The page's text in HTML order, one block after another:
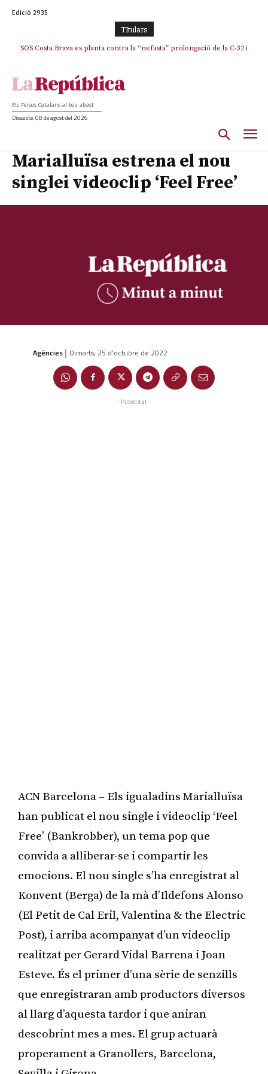
Edició 2935
TItulars
SOS Costa Brava es planta contra la “nefasta” prolongació de la C-32 i
Els Països Catalans al teu abast
Dissabte, 08 de agost del 2026
Marialluïsa estrena el nou
singlei videoclip ‘Feel Free’
Agències | Dimarts, 25 d'octubre de 2022
- Publicitat -
ACN Barcelona – Els igualadins Marialluïsa
han publicat el nou single i videoclip ‘Feel
Free’ (Bankrobber), un tema pop que
convida a alliberar-se i compartir les
emocions. El nou single s’ha enregistrat al
Konvent (Berga) de la mà d’Ildefons Alonso
(El Petit de Cal Eril, Valentina & the Electric
Post), i arriba acompanyat d’un videoclip
realitzat per Gerard Vidal Barrena i Joan
Esteve. És el primer d’una sèrie de senzills
que enregistraran amb productors diversos
al llarg d’aquesta tardor i que aniran
descobrint mes a mes. El grup actuarà
properament a Granollers, Barcelona,